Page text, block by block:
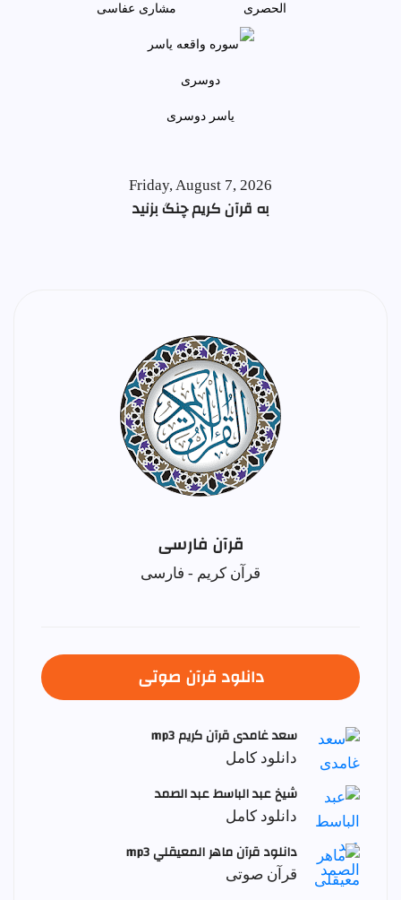
الحصری مشاری عفاسی
ياسر دوسری
Friday, August 7, 2026
به قرآن کریم چنگ بزنید
قرآن فارسی
قرآن کریم - فارسی
دانلود قرآن صوتی
سعد غامدی قرآن کریم mp3
دانلود کامل
شيخ عبد الباسط عبد الصمد
دانلود کامل
دانلود قرآن ماهر المعيقلي mp3
قرآن صوتی